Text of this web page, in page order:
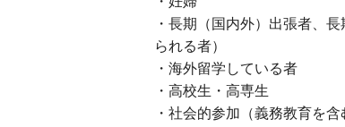
・長期（国内外）出張者、
られる者）
・海外留学している者
・高校生・高専生
・社会的参加（義務教育を